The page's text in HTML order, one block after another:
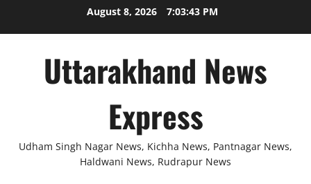
August 8, 2026 7:03:44 PM
Uttarakhand News
Express
Udham Singh Nagar News, Kichha News, Pantnagar News,
Haldwani News, Rudrapur News